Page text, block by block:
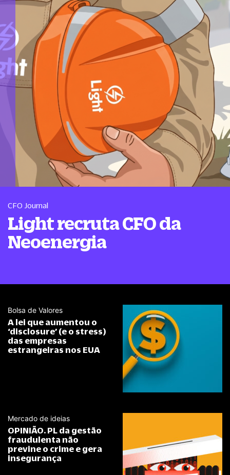
CFO Journal
Light recruta CFO da
Neoenergia
Bolsa de Valores
A lei que aumentou o
‘disclosure’ (e o stress)
das empresas
estrangeiras nos EUA
Mercado de ideias
OPINIÃO. PL da gestão
fraudulenta não
previne o crime e gera
insegurança